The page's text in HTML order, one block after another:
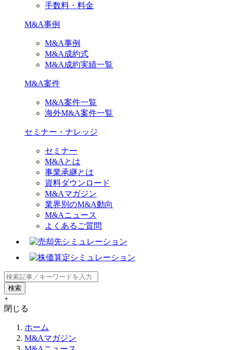
手数料・料金
M&A事例
M&A事例
M&A成約式
M&A成約実績一覧
M&A案件
M&A案件一覧
海外M&A案件一覧
セミナー・ナレッジ
セミナー
M&Aとは
事業承継とは
資料ダウンロード
M&Aマガジン
業界別のM&A動向
M&Aニュース
よくあるご質問
+
閉じる
ホーム
M&Aマガジン